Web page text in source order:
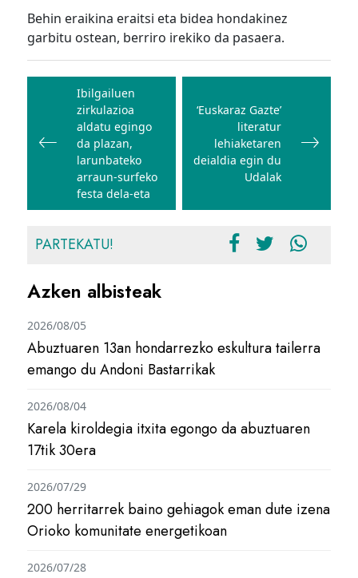
Behin eraikina eraitsi eta bidea hondakinez
garbitu ostean, berriro irekiko da pasaera.
Bidalketetan
zehar
nabigatu
Ibilgailuen
zirkulazioa
aldatu egingo
da plazan,
larunbateko
arraun-surfeko
festa dela-eta
‘Euskaraz Gazte’
literatur
lehiaketaren
deialdia egin du
Udalak
PARTEKATU!
Azken albisteak
Abuztuaren 13an hondarrezko eskultura tailerra
emango du Andoni Bastarrikak
2026/08/05
Karela kiroldegia itxita egongo da abuztuaren
17tik 30era
2026/08/04
200 herritarrek baino gehiagok eman dute izena
Orioko komunitate energetikoan
2026/07/29
2026/07/28